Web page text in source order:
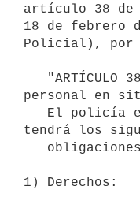
artículo 38 de
18 de febrero
Policial), por
personal en
tendrá los
1) Derechos: